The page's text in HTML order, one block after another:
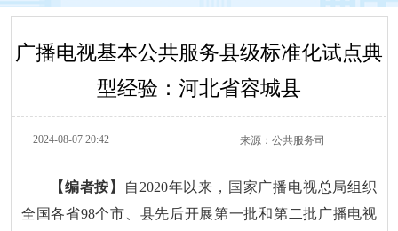
广播电视基本公共服务县级标准化试点典
型经验：河北省容城县
2024-08-07 20:42 来源： 公共服务司
【编者按】
自2020年以来，国家广播电视总局组织
全国各省98个市、县先后开展第一批和第二批广播电视